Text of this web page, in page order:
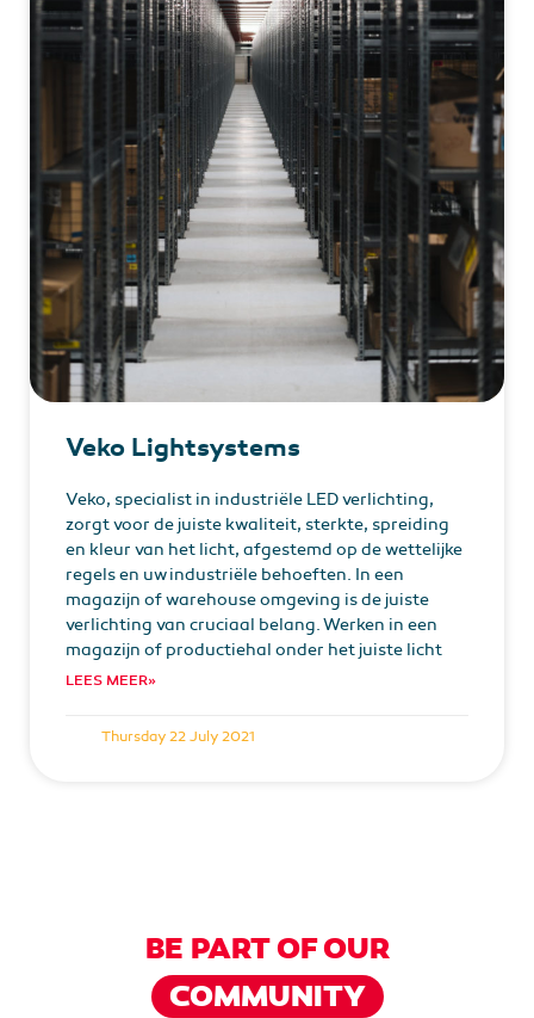
Veko Lightsystems
Veko, specialist in industriële LED verlichting,
zorgt voor de juiste kwaliteit, sterkte, spreiding
en kleur van het licht, afgestemd op de wettelijke
regels en uw industriële behoeften. In een
magazijn of warehouse omgeving is de juiste
verlichting van cruciaal belang. Werken in een
magazijn of productiehal onder het juiste licht
LEES MEER»
Thursday 22 July 2021
BE PART OF OUR
COMMUNITY